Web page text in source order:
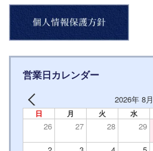
営業日カレンダー
2026年 8月
日 月 火 水
26 27 28 29